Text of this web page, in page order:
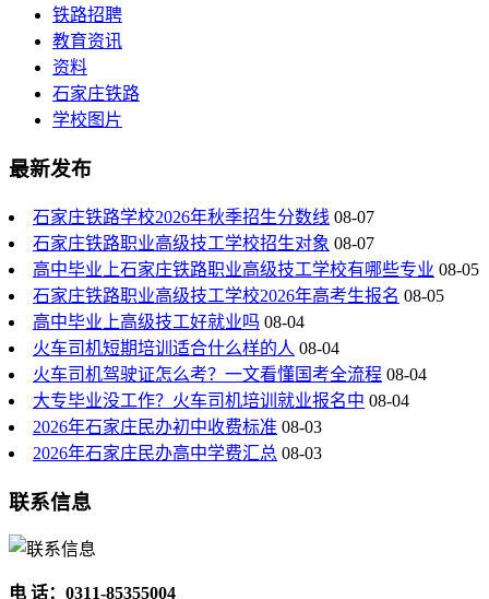
铁路招聘
教育资讯
资料
石家庄铁路
学校图片
最新发布
石家庄铁路学校2026年秋季招生分数线 08-07
石家庄铁路职业高级技工学校招生对象 08-07
高中毕业上石家庄铁路职业高级技工学校有哪些专业 08-05
石家庄铁路职业高级技工学校2026年高考生报名 08-05
高中毕业上高级技工好就业吗 08-04
火车司机短期培训适合什么样的人 08-04
火车司机驾驶证怎么考？一文看懂国考全流程 08-04
大专毕业没工作？火车司机培训就业报名中 08-04
2026年石家庄民办初中收费标准 08-03
2026年石家庄民办高中学费汇总 08-03
联系信息
电 话：0311-85355004